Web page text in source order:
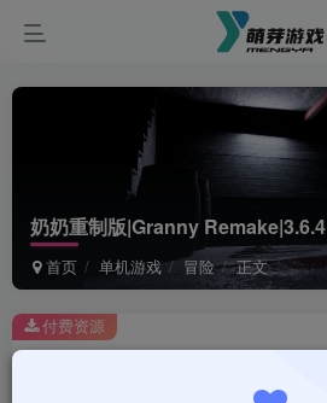
奶奶重制版|Granny Remake|3.6.4
首页 单机游戏 冒险 正文
此内容为付费资源，请付费后查看
付费资源